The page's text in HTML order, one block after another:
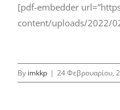
[pdf-embedder
content/uploads/2022/
By imkkp | 24 Φεβρουαρίου,